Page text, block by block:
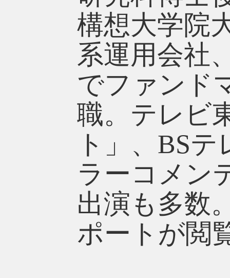
構想大学院
系運用会社
でファンド
職。テレビ
ト」、BS
ラーコメン
出演も多数
ポートが閲